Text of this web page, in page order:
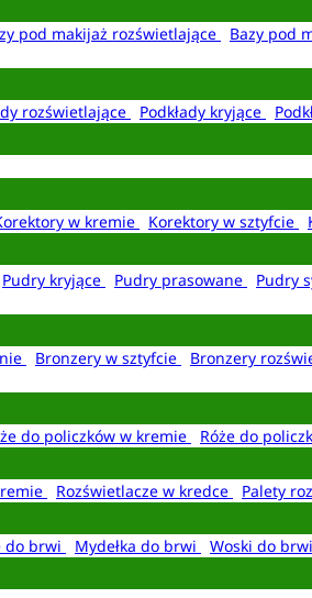
pod makijaż rozświetlające Bazy pod
rozświetlające Podkłady kryjące
w kremie Korektory w sztyfcie
Pudry kryjące Pudry prasowane Pudry
Bronzery w sztyfcie Bronzery
do policzków w kremie Róże do
Rozświetlacze w kredce
Palety
do brwi Mydełka do brwi Woski do brwi